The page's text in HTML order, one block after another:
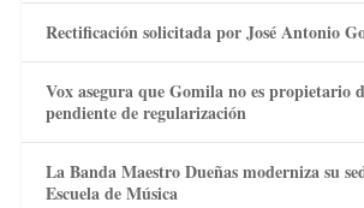
Rectificación solicitada por José Antonio
Vox asegura que Gomila no es propietario
pendiente de regularización
La Banda Maestro Dueñas moderniza su
Escuela de Música